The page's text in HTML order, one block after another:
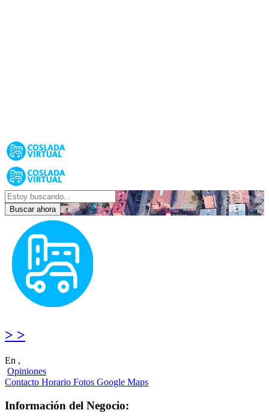
Buscar ahora
> >
En ,
Opiniones
Contacto Horario Fotos Google Maps
Información del Negocio: